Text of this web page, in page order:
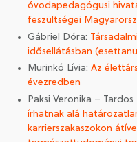
óvodapedagógusi
feszültségei
Gábriel Dóra:
idősellátásban
Murinkó Lívia: Az
évezredben
Paksi Veronika – Tardos
írhatnak alá
karrierszakaszokon